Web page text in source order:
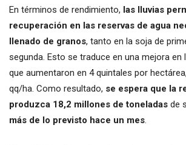
En términos de rendimiento, las lluvias
recuperación en las reservas de agua
llenado de granos, tanto en la soja de
segunda. Esto se traduce en una mejora en
que aumentaron en 4 quintales por
qq/ha. Como resultado, se espera que la
produzca 18,2 millones de toneladas de
más de lo previsto hace un mes.